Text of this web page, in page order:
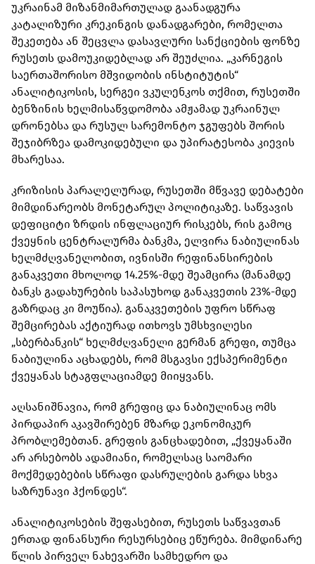
უკრაინამ მიზანმიმართულად გაანადგურა
კატალიზური კრეკინგის დანადგარები, რომელთა
შეკეთება ან შეცვლა დასავლური სანქციების ფონზე
რუსეთს დამოუკიდებლად არ შეუძლია. „კარნეგის
საერთაშორისო მშვიდობის ინსტიტუტის“
ანალიტიკოსის, სერგეი ვკულენკოს თქმით, რუსეთში
ბენზინის ხელმისაწვდომობა ამჟამად უკრაინულ
დრონებსა და რუსულ სარემონტო ჯგუფებს შორის
შეჯიბრზეა დამოკიდებული და უპირატესობა კიევის
მხარესაა.
კრიზისის პარალელურად, რუსეთში მწვავე დებატები
მიმდინარეობს მონეტარულ პოლიტიკაზე. საწვავის
დეფიციტი ზრდის ინფლაციურ რისკებს, რის გამოც
ქვეყნის ცენტრალურმა ბანკმა, ელვირა ნაბიულინას
ხელმძღვანელობით, ივნისში რეფინანსირების
განაკვეთი მხოლოდ 14.25%-მდე შეამცირა (მანამდე
ბანკს გადახურების საპასუხოდ განაკვეთის 23%-მდე
გაზრდაც კი მოუწია). განაკვეთების უფრო სწრაფ
შემცირებას აქტიურად ითხოვს უმსხვილესი
„სბერბანკის“ ხელმძღვანელი გერმან გრეფი, თუმცა
ნაბიულინა აცხადებს, რომ მსგავსი ექსპერიმენტი
ქვეყანას სტაგფლაციამდე მიიყვანს.
აღსანიშნავია, რომ გრეფიც და ნაბიულინაც ომს
პირდაპირ აკავშირებენ მზარდ ეკონომიკურ
პრობლემებთან. გრეფის განცხადებით, „ქვეყანაში
არ არსებობს ადამიანი, რომელსაც საომარი
მოქმედებების სწრაფი დასრულების გარდა სხვა
საზრუნავი ჰქონდეს“.
ანალიტიკოსების შეფასებით, რუსეთს საწვავთან
ერთად ფინანსური რესურსებიც ეწურება. მიმდინარე
წლის პირველ ნახევარში სამხედრო და